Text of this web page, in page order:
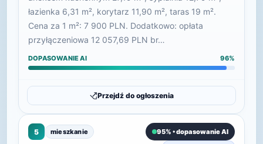
łazienka 6,31 m², korytarz 11,90 m², taras 19 m².
Cena za 1 m²: 7 900 PLN. Dodatkowo: opłata
przyłączeniowa 12 057,69 PLN br…
DOPASOWANIE AI 96%
Przejdź do ogłoszenia
5 mieszkanie 95% • dopasowanie AI